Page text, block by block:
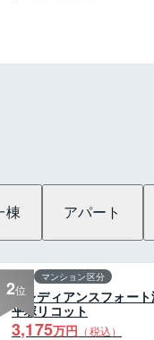
棟 アパート
2 マンション区分
プレディアンスフォー
平塚リコット
3,175万円 （税込）